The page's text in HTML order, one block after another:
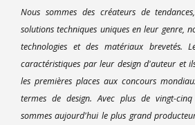
Nous sommes des créateurs de
solutions techniques uniques en leur genre,
technologies et des matériaux brevetés.
caractéristiques par leur design d'auteur et
les premières places aux concours
termes de design. Avec plus de vingt-
sommes aujourd'hui le plus grand